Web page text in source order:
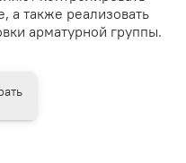
а также реализовать
арматурной группы.